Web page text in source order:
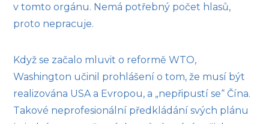
v tomto orgánu. Nemá potřebný počet hlasů,
proto nepracuje.
Když se začalo mluvit o reformě WTO,
Washington učinil prohlášení o tom, že musí být
realizována USA a Evropou, a „nepřipustí se“ Čína.
Takové neprofesionální předkládání svých plánu